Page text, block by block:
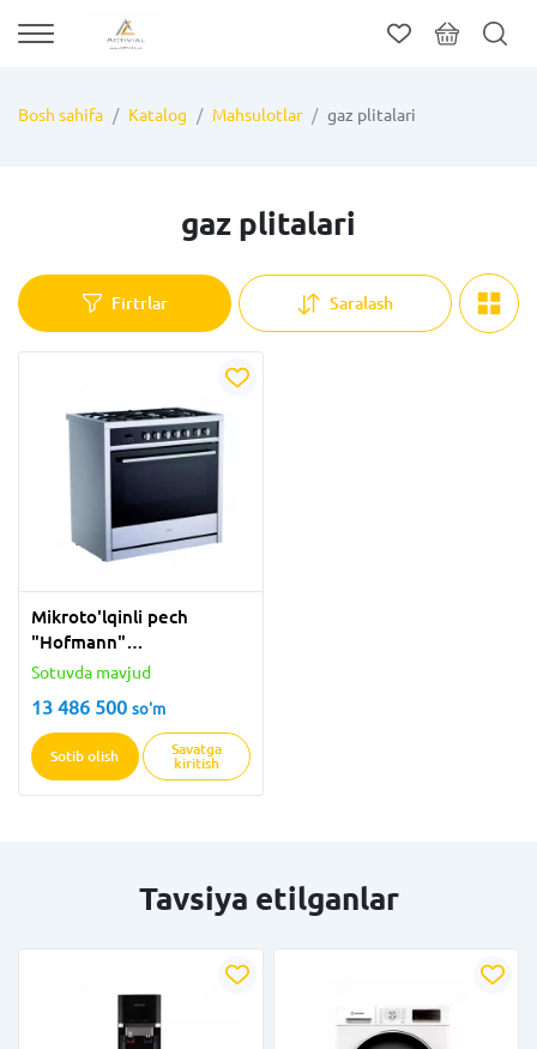
Bosh sahifa Katalog Mahsulotlar gaz plitalari
gaz plitalari
Firtrlar Saralash
Mikroto'lqinli pech
"Hofmann"
HMW720SHW/HF (Oq) 20
Sotuvda mavjud
13 486 500 so'm
Sotib olish
Savatga
kiritish
Tavsiya etilganlar